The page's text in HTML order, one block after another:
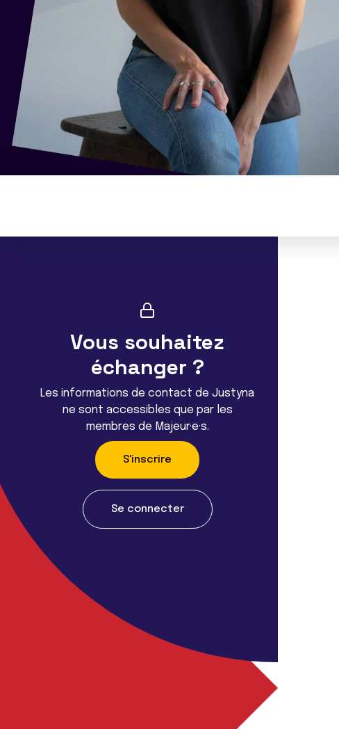
Vous souhaitez
échanger ?
Les informations de contact de Justyna
ne sont accessibles que par les
membres de Majeur·e·s.
S'inscrire
Se connecter